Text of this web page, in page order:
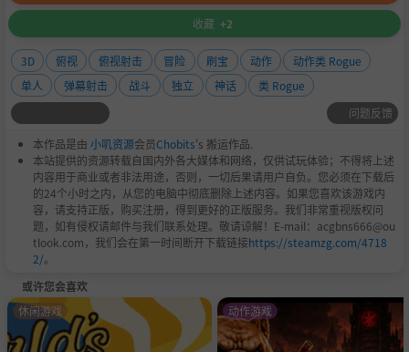
收藏 +2
3D 俯视 俯视射击 冒险 刷宝 动作
动作类 Rogue
单人
弹幕射击 战斗 独立 神话
类 Rogue
问题反馈
本作品是由 小叽资源会员Chobits's 搬运作品.
本站提供的资源转载自国内外各大媒体和网络，仅供试玩体验；不得将上述
内容用于商业或者非法用途，否则，一切后果请用户自负。您必须在下载后
的24个小时之内，从您的电脑中彻底删除上述内容。如果您喜欢该游戏内
容，请支持正版，购买注册，得到更好的正版服务。我们非常重视版权问
题，如有侵权请邮件与我们联系处理。敬请谅解！E-mail：acgbns666@ou
tlook.com，我们会在第一时间断开下载链接https://steamzg.com/4718
2/。
或许您会喜欢
休闲游戏 动作游戏